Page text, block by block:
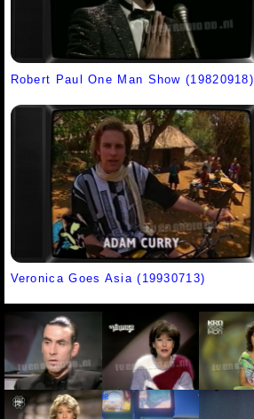
Robert Paul One Man Show (19820918)
Veronica Goes Asia (19930713)